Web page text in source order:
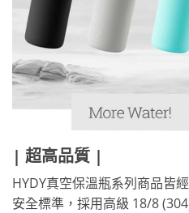
| 超高品質 |
HYDY真空保溫瓶系列商品皆
安全標準，採用高級 18/8